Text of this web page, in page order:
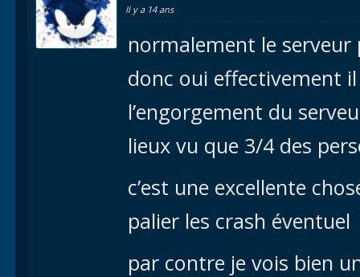
Il y a 14 ans
normalement le serveur
donc oui effectivement
l’engorgement du
lieux vu que 3/4 des
c’est une excellente
palier les crash éventuel
par contre je vois bien